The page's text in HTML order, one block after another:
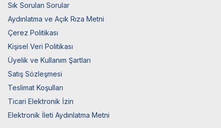
Sık Sorulan Sorular
Aydınlatma ve Açık Rıza Metni
Çerez Politikası
Kişisel Veri Politikası
Üyelik ve Kullanım Şartları
Satış Sözleşmesi
Teslimat Koşulları
Ticari Elektronik İzin
Elektronik İleti Aydınlatma Metni